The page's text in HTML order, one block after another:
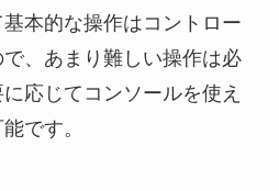
本的な操作はコントロー
、あまり難しい操作は必
応じてコンソールを使え
です。